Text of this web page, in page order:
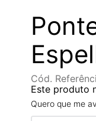
Cód.
Este produto
Quero que me